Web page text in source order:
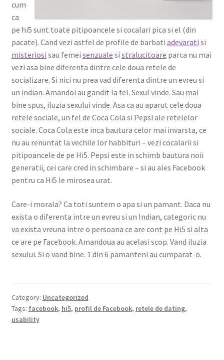
cum
ca
pe hi5 sunt toate pitipoancele si cocalari pica si el (din
pacate). Cand vezi astfel de profile de barbati adevarati si
misteriosi sau femei senzuale si stralucitoare parca nu mai
vezi asa bine diferenta dintre cele doua retele de
socializare. Si nici nu prea vad diferenta dintre un evreu si
un indian. Amandoi au gandit la fel. Sexul vinde. Sau mai
bine spus, iluzia sexului vinde. Asa ca au aparut cele doua
retele sociale, un fel de Coca Cola si Pepsi ale retelelor
sociale. Coca Cola este inca bautura celor mai invarsta, ce
nu au renuntat la vechile lor habbituri – vezi cocalarii si
pitipoancele de pe Hi5. Pepsi este in schimb bautura noii
generatii, cei care cred in schimbare – si au ales Facebook
pentru ca Hi5 le mirosea urat.
Care-i morala? Ca toti suntem o apa si un pamant. Daca nu
exista o diferenta intre un evreu si un Indian, categoric nu
va exista vreuna intre o persoana ce are cont pe Hi5 si alta
ce are pe Facebook. Amandoua au acelasi scop. Vand iluzia
sexului. Si o vand bine. 1 din 6 pamanteni au cumparat-o.
Category: Uncategorized
Tags: facebook, hi5, profil de Facebook, retele de dating,
usability